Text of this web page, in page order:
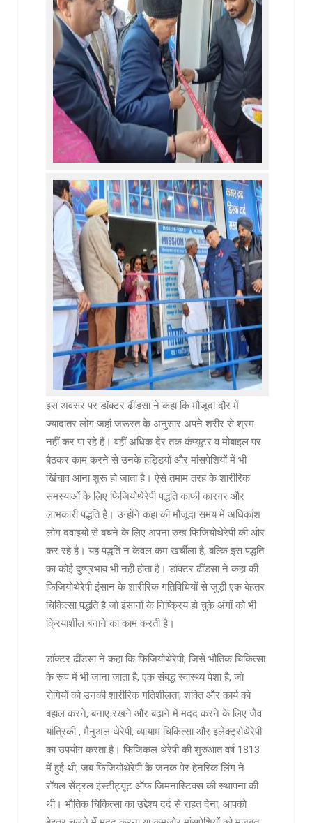
इस अवसर पर डॉक्टर ढींडसा ने कहा कि मौजूदा दौर में
ज्यादातर लोग जहां जरूरत के अनुसार अपने शरीर से श्रम
नहीं कर पा रहे हैं। वहीं अधिक देर तक कंप्यूटर व मोबाइल पर
बैठकर काम करने से उनके हड्डियों और मांसपेशियों में भी
खिंचाव आना शुरू हो जाता है। ऐसे तमाम तरह के शारीरिक
समस्याओं के लिए फिजियोथेरेपी पद्धति काफी कारगर और
लाभकारी पद्धति है। उन्होंने कहा की मौजूदा समय में अधिकांश
लोग दवाइयों से बचने के लिए अपना रुख फिजियोथेरेपी की ओर
कर रहे है। यह पद्धति न केवल कम खर्चीला है, बल्कि इस पद्धति
का कोई दुष्प्रभाव भी नही होता है। डॉक्टर ढींडसा ने कहा की
फिजियोथेरेपी इंसान के शारीरिक गतिविधियों से जुड़ी एक बेहतर
चिकित्सा पद्धति है जो इंसानों के निष्क्रिय हो चुके अंगों को भी
क्रियाशील बनाने का काम करती है।
डॉक्टर ढींडसा ने कहा कि फिजियोथेरेपी, जिसे भौतिक चिकित्सा
के रूप में भी जाना जाता है, एक संबद्ध स्वास्थ्य पेशा है, जो
रोगियों को उनकी शारीरिक गतिशीलता, शक्ति और कार्य को
बहाल करने, बनाए रखने और बढ़ाने में मदद करने के लिए जैव
यांत्रिकी , मैनुअल थेरेपी, व्यायाम चिकित्सा और इलेक्ट्रोथेरेपी
का उपयोग करता है। फिजिकल थेरेपी की शुरुआत वर्ष 1813
में हुई थी, जब फिजियोथेरेपी के जनक पेर हेनरिक लिंग ने
रॉयल सेंट्रल इंस्टीट्यूट ऑफ जिमनास्टिक्स की स्थापना की
थी। भौतिक चिकित्सा का उद्देश्य दर्द से राहत देना, आपको